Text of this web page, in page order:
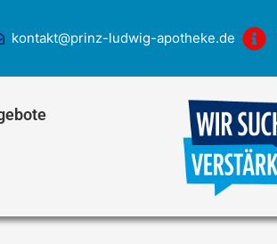
kontakt@prinz-ludwig-apotheke.de